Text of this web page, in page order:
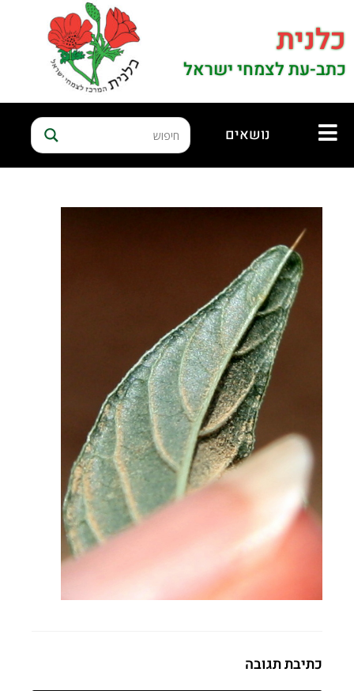
כלנית
כתב-עת לצמחי ישראל
נושאים
כתיבת תגובה